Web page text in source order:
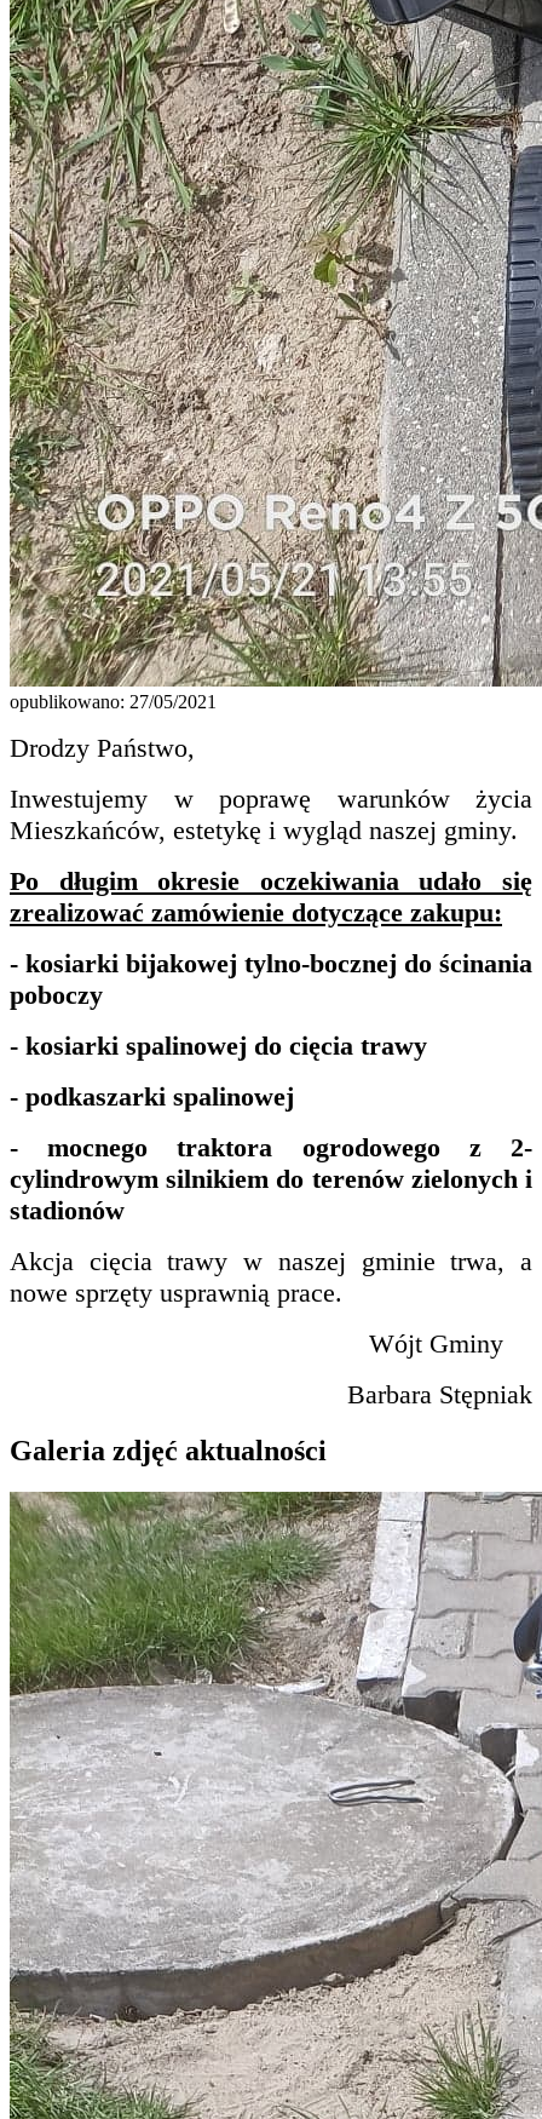
opublikowano: 27/05/2021
Drodzy Państwo,
Inwestujemy w poprawę warunków życia
Mieszkańców, estetykę i wygląd naszej gminy.
Po długim okresie oczekiwania udało się
zrealizować zamówienie dotyczące zakupu:
- kosiarki bijakowej tylno-bocznej do ścinania
poboczy
- kosiarki spalinowej do cięcia trawy
- podkaszarki spalinowej
- mocnego traktora ogrodowego z 2-
cylindrowym silnikiem do terenów zielonych i
stadionów
Akcja cięcia trawy w naszej gminie trwa, a
nowe sprzęty usprawnią prace.
Wójt Gminy
Barbara Stępniak
Galeria zdjęć aktualności